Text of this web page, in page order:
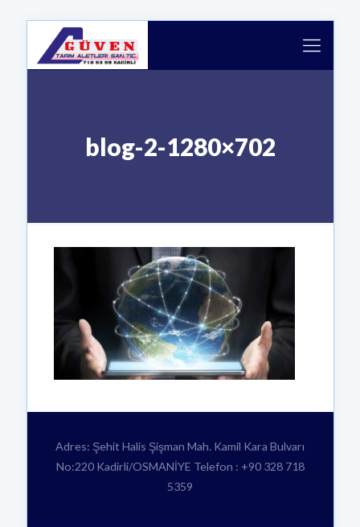
blog-2-1280×702
Adres: Şehit Halis Şişman Mah. Kamil Kara Bulvarı
No:220 Kadirli/OSMANİYE Telefon : +90 328 718
5359